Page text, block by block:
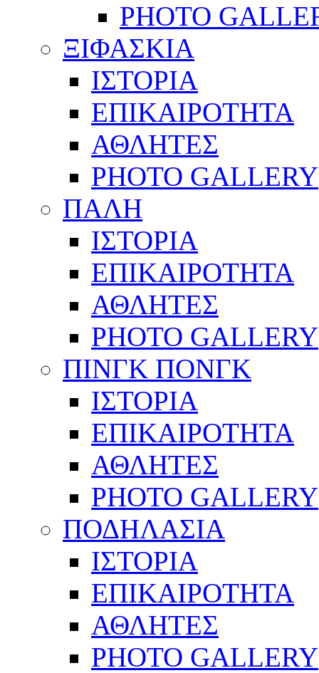
PHOTO
ΞΙΦΑΣΚΙΑ
ΙΣΤΟΡΙΑ
ΕΠΙΚΑΙΡΟΤΗΤΑ
ΑΘΛΗΤΕΣ
PHOTO GALLERY
ΠΑΛΗ
ΙΣΤΟΡΙΑ
ΕΠΙΚΑΙΡΟΤΗΤΑ
ΑΘΛΗΤΕΣ
PHOTO GALLERY
ΠΙΝΓΚ ΠΟΝΓΚ
ΙΣΤΟΡΙΑ
ΕΠΙΚΑΙΡΟΤΗΤΑ
ΑΘΛΗΤΕΣ
PHOTO GALLERY
ΠΟΔΗΛΑΣΙΑ
ΙΣΤΟΡΙΑ
ΕΠΙΚΑΙΡΟΤΗΤΑ
ΑΘΛΗΤΕΣ
PHOTO GALLERY